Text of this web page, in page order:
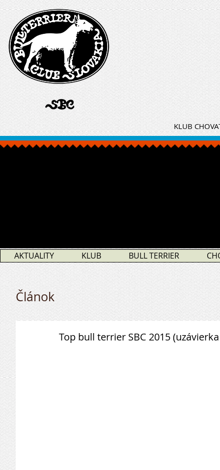
KLUB
AKTUALITY KLUB BULL TERRIER
Článok
Top bull terrier SBC 2015